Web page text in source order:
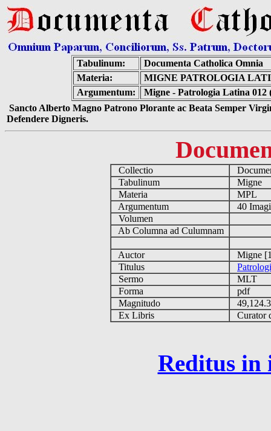
Tabulinum:
Documenta Catholica Omnia
Materia:
MIGNE PATROLOGIA
Argumentum:
Migne - Patrologia Latina 012
Sancto Alberto Magno Patrono Plorante ac Beata Semper
Defendere Digneris.
Collectio
Tabulinum
Migne
Materia
MPL
Argumentum
40
Volumen
Ab Columna ad Culumnam
Auctor
Migne
Titulus
Sermo
MLT
Forma
pdf
Magnitudo
Ex Libris
Curator
Reditus in